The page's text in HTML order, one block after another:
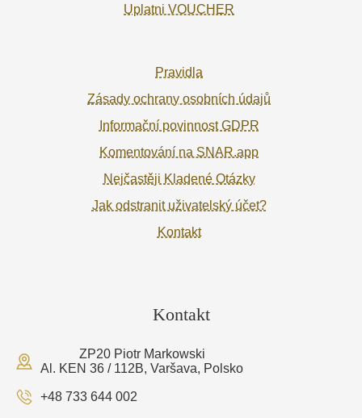
Uplatni VOUCHER
Pravidla
Zásady ochrany osobních údajů
Informační povinnost GDPR
Komentování na SNAR.app
Nejčastěji Kladené Otázky
Jak odstranit uživatelský účet?
Kontakt
Kontakt
ZP20 Piotr Markowski
Al. KEN 36 / 112B, Varšava, Polsko
+48 733 644 002